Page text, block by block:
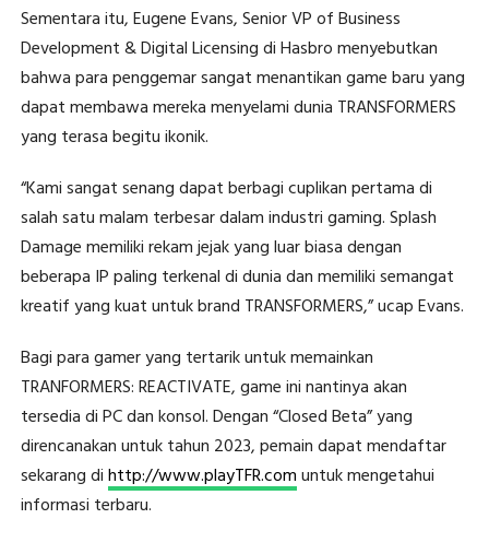
Sementara itu, Eugene Evans, Senior VP of Business
Development & Digital Licensing di Hasbro menyebutkan
bahwa para penggemar sangat menantikan game baru yang
dapat membawa mereka menyelami dunia TRANSFORMERS
yang terasa begitu ikonik.
“Kami sangat senang dapat berbagi cuplikan pertama di
salah satu malam terbesar dalam industri gaming. Splash
Damage memiliki rekam jejak yang luar biasa dengan
beberapa IP paling terkenal di dunia dan memiliki semangat
kreatif yang kuat untuk brand TRANSFORMERS,” ucap Evans.
Bagi para gamer yang tertarik untuk memainkan
TRANFORMERS: REACTIVATE, game ini nantinya akan
tersedia di PC dan konsol. Dengan “Closed Beta” yang
direncanakan untuk tahun 2023, pemain dapat mendaftar
sekarang dihttp://www.playTFR.comuntuk mengetahui
informasi terbaru.